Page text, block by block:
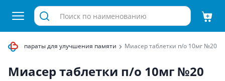
Препараты для улучшения памяти Миасер таблетки п/о 10мг №20
Миасер таблетки п/о 10мг №20